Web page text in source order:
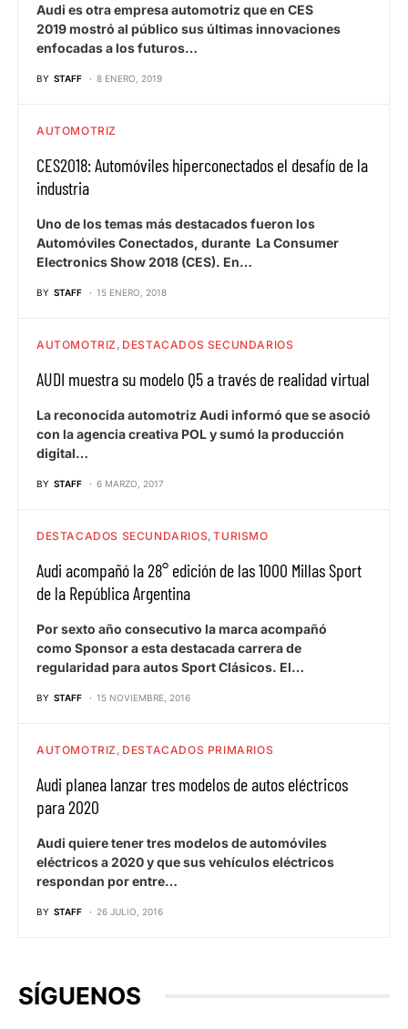
Audi es otra empresa automotriz que en CES
2019 mostró al público sus últimas innovaciones
enfocadas a los futuros…
BY STAFF 8 ENERO, 2019
AUTOMOTRIZ
CES2018: Automóviles hiperconectados el desafío de la
industria
Uno de los temas más destacados fueron los
Automóviles Conectados, durante La Consumer
Electronics Show 2018 (CES). En…
BY STAFF 15 ENERO, 2018
AUTOMOTRIZ DESTACADOS SECUNDARIOS
AUDI muestra su modelo Q5 a través de realidad virtual
La reconocida automotriz Audi informó que se asoció
con la agencia creativa POL y sumó la producción
digital…
BY STAFF 6 MARZO, 2017
DESTACADOS SECUNDARIOS TURISMO
Audi acompañó la 28° edición de las 1000 Millas Sport
de la República Argentina
Por sexto año consecutivo la marca acompañó
como Sponsor a esta destacada carrera de
regularidad para autos Sport Clásicos. El…
BY STAFF 15 NOVIEMBRE, 2016
AUTOMOTRIZ DESTACADOS PRIMARIOS
Audi planea lanzar tres modelos de autos eléctricos
para 2020
Audi quiere tener tres modelos de automóviles
eléctricos a 2020 y que sus vehículos eléctricos
respondan por entre…
BY STAFF 26 JULIO, 2016
SÍGUENOS